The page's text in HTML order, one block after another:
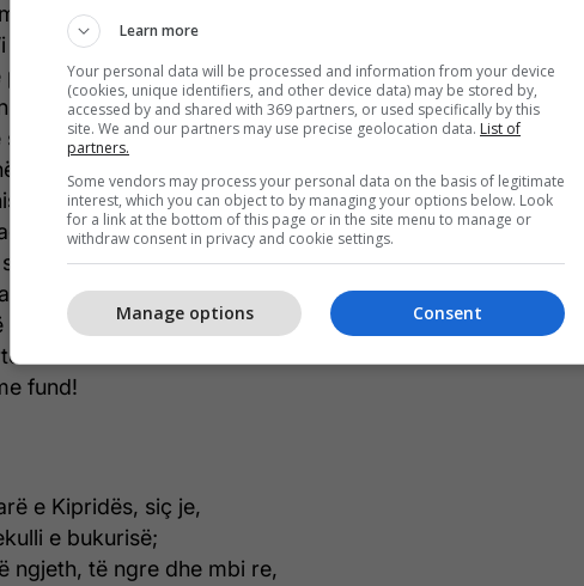
kokë!
kemi,
prilltë!
shpirt.
jetë,
lumtë!
fund!
e Kipridës, siç je,
e bukurisë;
ngjeth, të ngre dhe mbi re,
Learn more
Your personal data will be processed and information from your device
(cookies, unique identifiers, and other device data) may be stored by,
accessed by and shared with 369 partners, or used specifically by this
site. We and our partners may use precise geolocation data. List of
partners.
Some vendors may process your personal data on the basis of legitimate
interest, which you can object to by managing your options below. Look
for a link at the bottom of this page or in the site menu to manage or
withdraw consent in privacy and cookie settings.
Consent
Manage options